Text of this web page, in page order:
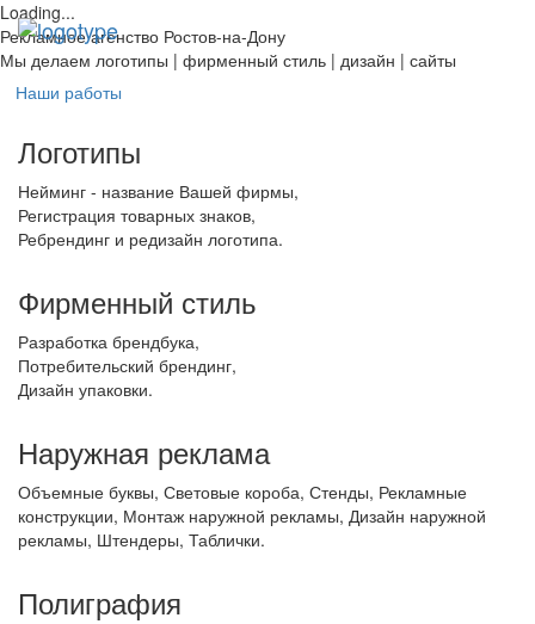
Loading...
Рекламное агенство Ростов-на-Дону
Мы делаем логотипы | фирменный стиль | дизайн | сайты
Наши работы
Логотипы
Нейминг - название Вашей фирмы,
Регистрация товарных знаков,
Ребрендинг и редизайн логотипа.
Фирменный стиль
Разработка брендбука,
Потребительский брендинг,
Дизайн упаковки.
Наружная реклама
Объемные буквы, Световые короба, Стенды, Рекламные
конструкции, Монтаж наружной рекламы, Дизайн наружной
рекламы, Штендеры, Таблички.
Полиграфия